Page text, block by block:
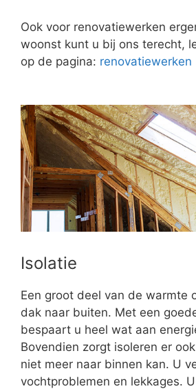
Ook voor renovatiewerken
woonst kunt u bij ons terecht,
op de pagina: renovatiewerken
Isolatie
Een groot deel van de warmte
dak naar buiten. Met een
bespaart u heel wat aan
Bovendien zorgt isoleren er
niet meer naar binnen kan. U
vochtproblemen en lekkages.